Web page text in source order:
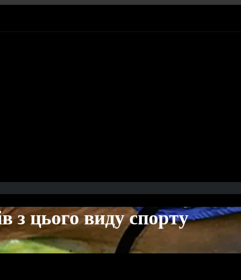
з цього виду спорту